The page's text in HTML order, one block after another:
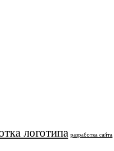
логотипа разработка сайта